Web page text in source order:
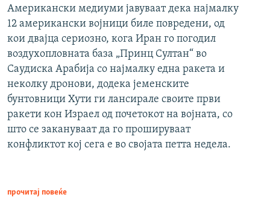
Американски медиуми јавуваат дека најмалку
12 американски војници биле повредени, од
кои двајца сериозно, кога Иран го погодил
воздухопловната база „Принц Султан“ во
Саудиска Арабија со најмалку една ракета и
неколку дронови, додека јеменските
бунтовници Хути ги лансирале своите први
ракети кон Израел од почетокот на војната, со
што се закануваат да го прошируваат
конфликтот кој сега е во својата петта недела.
прочитај повеќе